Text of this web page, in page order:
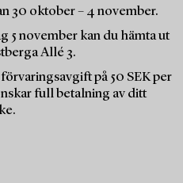
30 oktober – 4 november.
5 november kan du hämta ut
Allé 3.
på 50 SEK per
full betalning av ditt